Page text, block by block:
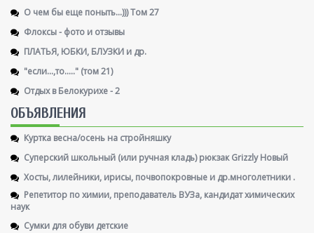
О чем бы еще поныть...))) Том 27
Флоксы - фото и отзывы
ПЛАТЬЯ, ЮБКИ, БЛУЗКИ и др.
"если...,то....." (том 21)
Отдых в Белокурихе - 2
ОБЪЯВЛЕНИЯ
Куртка весна/осень на стройняшку
Суперский школьный (или ручная кладь) рюкзак Grizzly Новый
Хосты, лилейники, ирисы, почвопокровные и др.многолетники .
Репетитор по химии, преподаватель ВУЗа, кандидат химических
наук
Сумки для обуви детские